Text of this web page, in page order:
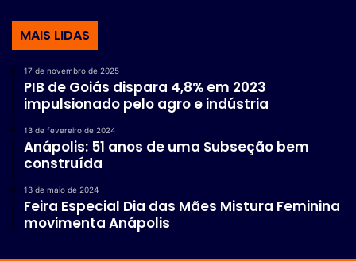
MAIS LIDAS
17 de novembro de 2025
PIB de Goiás dispara 4,8% em 2023
impulsionado pelo agro e indústria
13 de fevereiro de 2024
Anápolis: 51 anos de uma Subseção bem
construída
13 de maio de 2024
Feira Especial Dia das Mães Mistura Feminina
movimenta Anápolis